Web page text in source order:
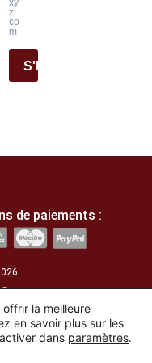
xy
z.
co
m
S'INSCRIRE
de paiements :
la meilleure
en savoir plus sur les
dans paramètres.